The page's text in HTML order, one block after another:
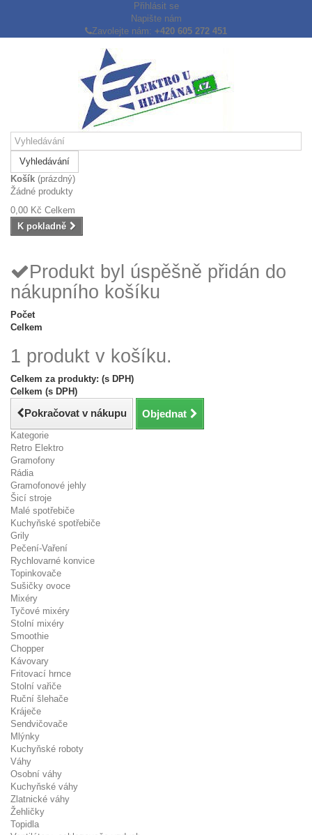
Přihlásit se
Napište nám
Zavolejte nám: +420 605 272 451
Vyhledávání
Košík (prázdný)
Žádné produkty
0,00 Kč Celkem
K pokladně
Produkt byl úspěšně přidán do
nákupního košíku
Počet
Celkem
1 produkt v košíku.
Celkem za produkty: (s DPH)
Celkem (s DPH)
Pokračovat v nákupu Objednat
Kategorie
Retro Elektro
Gramofony
Rádia
Gramofonové jehly
Šicí stroje
Malé spotřebiče
Kuchyňské spotřebiče
Grily
Pečení-Vaření
Rychlovarné konvice
Topinkovače
Sušičky ovoce
Mixéry
Tyčové mixéry
Stolní mixéry
Smoothie
Chopper
Kávovary
Fritovací hrnce
Stolní vařiče
Ruční šlehače
Kráječe
Sendvičovače
Mlýnky
Kuchyňské roboty
Váhy
Osobní váhy
Kuchyňské váhy
Zlatnické váhy
Žehličky
Topidla